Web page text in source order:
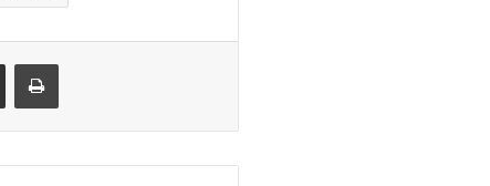
Share via Email Print